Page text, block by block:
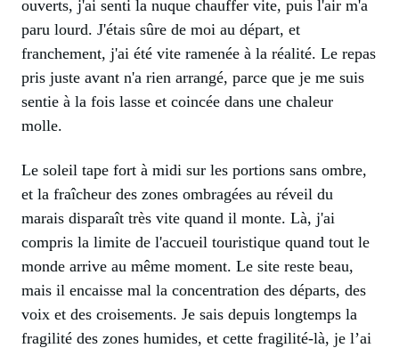
ouverts, j'ai senti la nuque chauffer vite, puis l'air m'a
paru lourd. J'étais sûre de moi au départ, et
franchement, j'ai été vite ramenée à la réalité. Le repas
pris juste avant n'a rien arrangé, parce que je me suis
sentie à la fois lasse et coincée dans une chaleur
molle.
Le soleil tape fort à midi sur les portions sans ombre,
et la fraîcheur des zones ombragées au réveil du
marais disparaît très vite quand il monte. Là, j'ai
compris la limite de l'accueil touristique quand tout le
monde arrive au même moment. Le site reste beau,
mais il encaisse mal la concentration des départs, des
voix et des croisements. Je sais depuis longtemps la
fragilité des zones humides, et cette fragilité-là, je l’ai